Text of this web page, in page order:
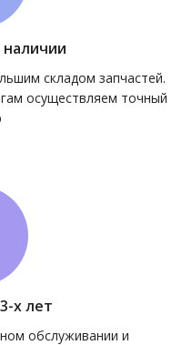
наличии
складом запчастей.
осуществляем точный
х лет
обслуживании и